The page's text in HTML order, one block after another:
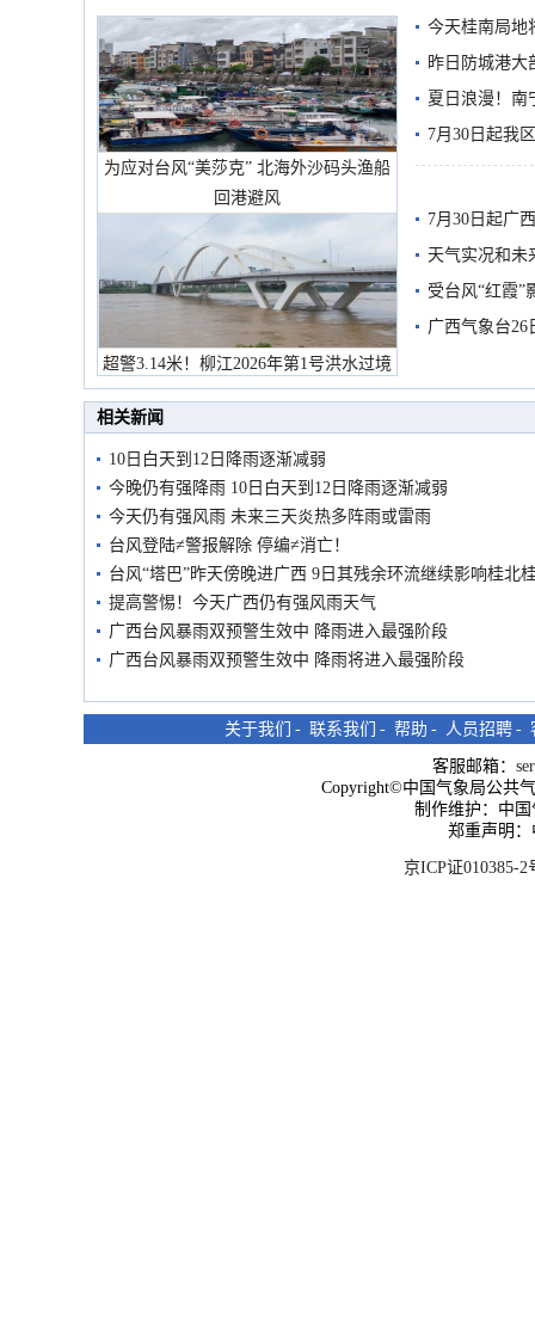
为应对台风“美莎克” 北海外沙码头渔船
回港避风
超警3.14米！柳江2026年第1号洪水过境
市民在堤岸见证汛况
今天桂南局地
需继续防范
昨日防城港大
雨
夏日浪漫！南
7月30日起我
7月30日起广
天气实况和未
受台风“红霞”
有较强降雨
广西气象台26
相关新闻
10日白天到12日降雨逐渐减弱
今晚仍有强降雨 10日白天到12日降雨逐渐减弱
今天仍有强风雨 未来三天炎热多阵雨或雷雨
台风登陆≠警报解除 停编≠消亡！
台风“塔巴”昨天傍晚进广西 9日其残余环流继续影响桂北
提高警惕！今天广西仍有强风雨天气
广西台风暴雨双预警生效中 降雨进入最强阶段
广西台风暴雨双预警生效中 降雨将进入最强阶段
关于我们 - 联系我们 - 帮助 - 人员招聘 -
客服邮箱：
Copyright©中国气象局公共
制作维护：中
郑重声明
京ICP证010385-2